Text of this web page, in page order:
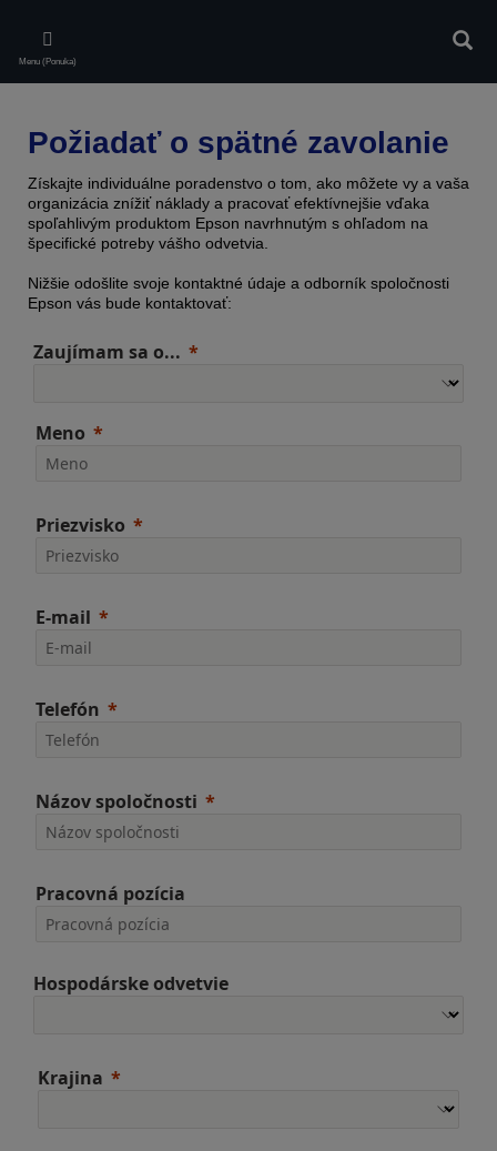
main
content
Menu (Ponuka)
Požiadať o spätné zavolanie
Získajte individuálne poradenstvo o tom, ako môžete vy a vaša
organizácia znížiť náklady a pracovať efektívnejšie vďaka
spoľahlivým produktom Epson navrhnutým s ohľadom na
špecifické potreby vášho odvetvia.
Nižšie odošlite svoje kontaktné údaje a odborník spoločnosti
Epson vás bude kontaktovať:
Zaujímam sa o...
Meno
Priezvisko
E-mail
Telefón
Názov spoločnosti
Pracovná pozícia
Hospodárske odvetvie
Krajina